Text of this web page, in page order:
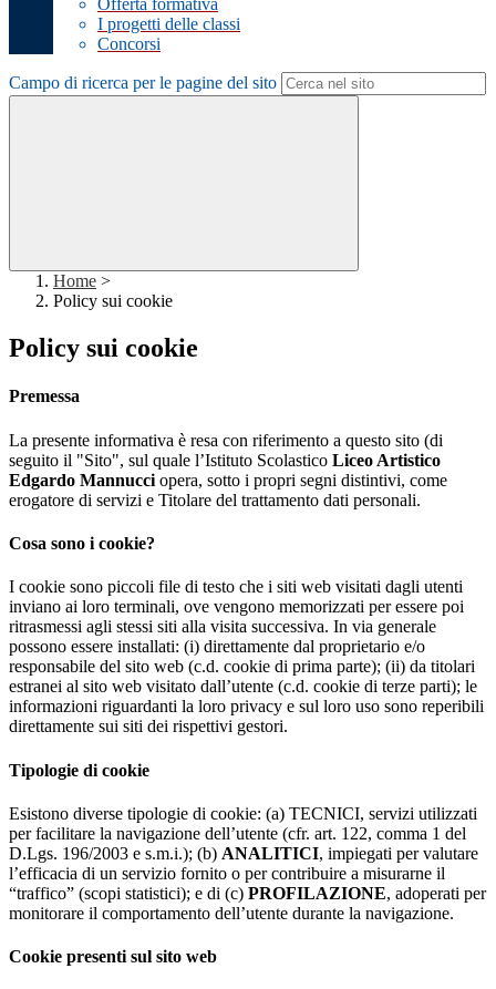
Offerta formativa
I progetti delle classi
Concorsi
Campo di ricerca per le pagine del sito
Home >
Policy sui cookie
Policy sui cookie
Premessa
La presente informativa è resa con riferimento a questo sito (di
seguito il "Sito", sul quale l’Istituto Scolastico Liceo Artistico
Edgardo Mannucci opera, sotto i propri segni distintivi, come
erogatore di servizi e Titolare del trattamento dati personali.
Cosa sono i cookie?
I cookie sono piccoli file di testo che i siti web visitati dagli utenti
inviano ai loro terminali, ove vengono memorizzati per essere poi
ritrasmessi agli stessi siti alla visita successiva. In via generale
possono essere installati: (i) direttamente dal proprietario e/o
responsabile del sito web (c.d. cookie di prima parte); (ii) da titolari
estranei al sito web visitato dall’utente (c.d. cookie di terze parti); le
informazioni riguardanti la loro privacy e sul loro uso sono reperibili
direttamente sui siti dei rispettivi gestori.
Tipologie di cookie
Esistono diverse tipologie di cookie: (a) TECNICI, servizi utilizzati
per facilitare la navigazione dell’utente (cfr. art. 122, comma 1 del
D.Lgs. 196/2003 e s.m.i.); (b) ANALITICI, impiegati per valutare
l’efficacia di un servizio fornito o per contribuire a misurarne il
“traffico” (scopi statistici); e di (c) PROFILAZIONE, adoperati per
monitorare il comportamento dell’utente durante la navigazione.
Cookie presenti sul sito web